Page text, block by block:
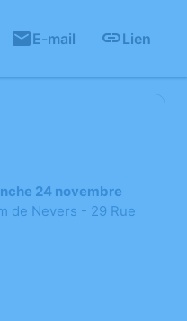
E-mail Lien
24 novembre
de Nevers - 29 Rue